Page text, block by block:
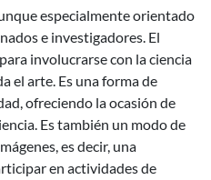
especialmente orientado
e investigadores. El
involucrarse con la ciencia
el arte. Es una forma de
ofreciendo la ocasión de
Es también un modo de
es decir, una
en actividades de